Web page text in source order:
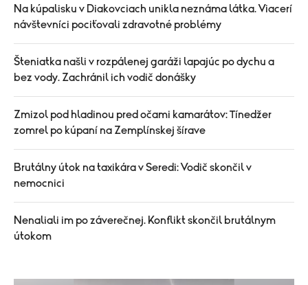
Na kúpalisku v Diakovciach unikla neznáma látka. Viacerí
návštevníci pociťovali zdravotné problémy
Šteniatka našli v rozpálenej garáži lapajúc po dychu a
bez vody. Zachránil ich vodič donášky
Zmizol pod hladinou pred očami kamarátov: Tínedžer
zomrel po kúpaní na Zemplínskej šírave
Brutálny útok na taxikára v Seredi: Vodič skončil v
nemocnici
Nenaliali im po záverečnej. Konflikt skončil brutálnym
útokom